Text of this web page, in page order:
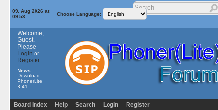
09. Aug 2026 at
09:53
Choose Language:
Welcome,
Guest.
Please
Login or
Register
News:
Download
PhonerLite
3.41
Board Index Help Search Login Register